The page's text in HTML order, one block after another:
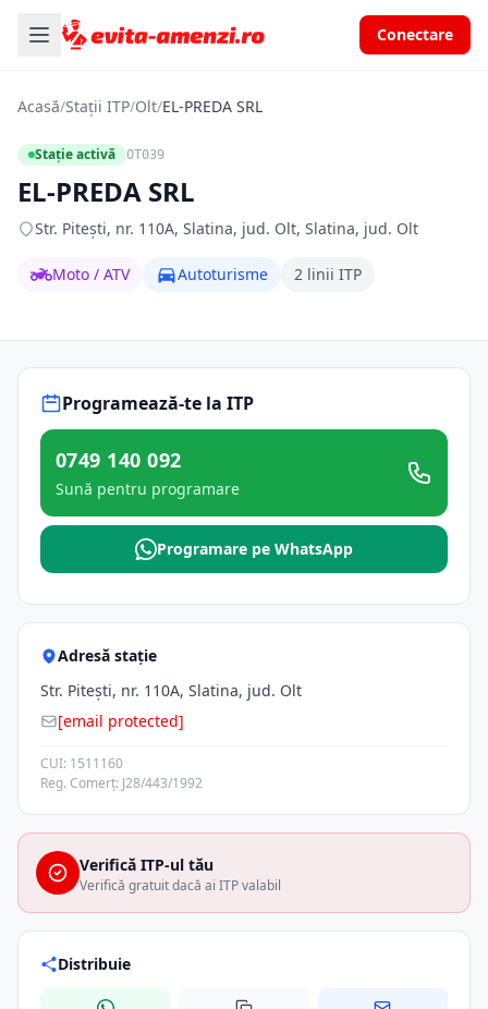
Conectare
Acasă/Stații ITP/Olt/EL-PREDA SRL
Stație activă OT039
EL-PREDA SRL
Str. Piteşti, nr. 110A, Slatina, jud. Olt, Slatina, jud. Olt
Moto / ATV Autoturisme 2 linii ITP
Programează-te la ITP
0749 140 092
Sună pentru programare
Programare pe WhatsApp
Adresă stație
Str. Piteşti, nr. 110A, Slatina, jud. Olt
[email protected]
CUI: 1511160
Reg. Comerț: J28/443/1992
Verifică ITP-ul tău
Verifică gratuit dacă ai ITP valabil
Distribuie